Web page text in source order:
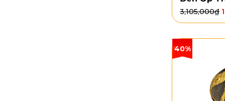
3,105,000₫
40%